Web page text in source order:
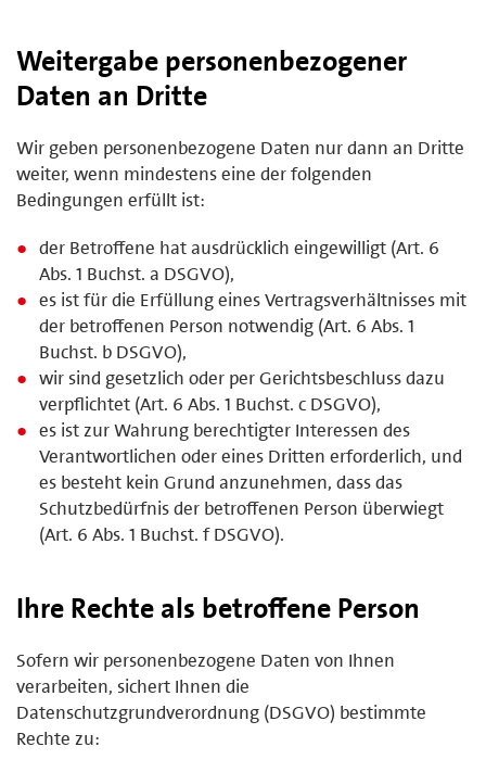
Weitergabe personenbezogener
Daten an Dritte
Wir geben personenbezogene Daten nur dann an Dritte
weiter, wenn mindestens eine der folgenden
Bedingungen erfüllt ist:
der Betroffene hat ausdrücklich eingewilligt (Art. 6
Abs. 1 Buchst. a DSGVO),
es ist für die Erfüllung eines Vertragsverhältnisses mit
der betroffenen Person notwendig (Art. 6 Abs. 1
Buchst. b DSGVO),
wir sind gesetzlich oder per Gerichtsbeschluss dazu
verpflichtet (Art. 6 Abs. 1 Buchst. c DSGVO),
es ist zur Wahrung berechtigter Interessen des
Verantwortlichen oder eines Dritten erforderlich, und
es besteht kein Grund anzunehmen, dass das
Schutzbedürfnis der betroffenen Person überwiegt
(Art. 6 Abs. 1 Buchst. f DSGVO).
Ihre Rechte als betroffene Person
Sofern wir personenbezogene Daten von Ihnen
verarbeiten, sichert Ihnen die
Datenschutzgrundverordnung (DSGVO) bestimmte
Rechte zu: